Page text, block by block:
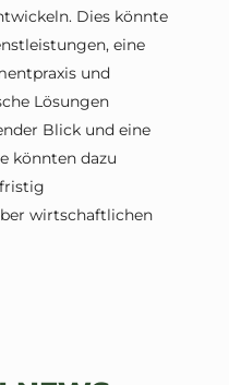
Dies könnte
eine
und
Lösungen
Blick und eine
könnten dazu
wirtschaftlichen